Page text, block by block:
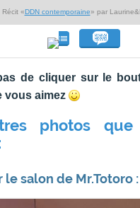
Récit «DDN contemporaine» par
de cliquer sur le
vous aimez
photos que
le salon de Mr.Totoro :